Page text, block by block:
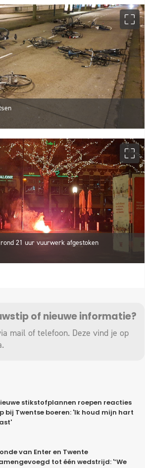
21 uur vuurwerk afgestoken
of nieuwe informatie?
mail of telefoon. Deze vind je op
.
stikstofplannen roepen reacties
bij Twentse boeren: 'Ik houd mijn hart
van Enter en Twente
tot één wedstrijd: '‘We